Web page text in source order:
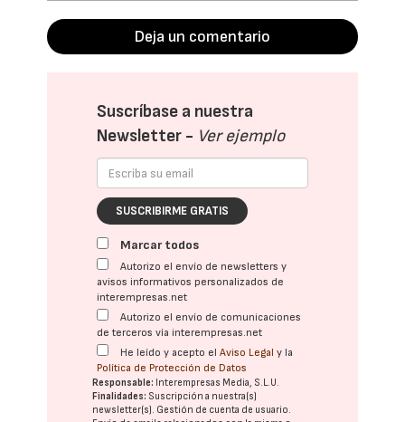
Deja un comentario
Suscríbase a nuestra
Newsletter - Ver ejemplo
SUSCRIBIRME GRATIS
Marcar todos
Autorizo el envío de newsletters y
avisos informativos personalizados de
interempresas.net
Autorizo el envío de comunicaciones
de terceros vía interempresas.net
He leído y acepto elAviso Legal y la
Política de Protección de Datos
Responsable: Interempresas Media, S.L.U.
Finalidades: Suscripción a nuestra(s)
newsletter(s). Gestión de cuenta de usuario.